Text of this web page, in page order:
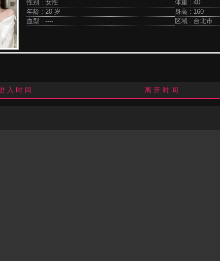
性别 : 女性
体重 : 40
年龄 : 20 岁
身高 : 160
血型 : ----
区域 : 台北市
入 时 间 离 开 时 间